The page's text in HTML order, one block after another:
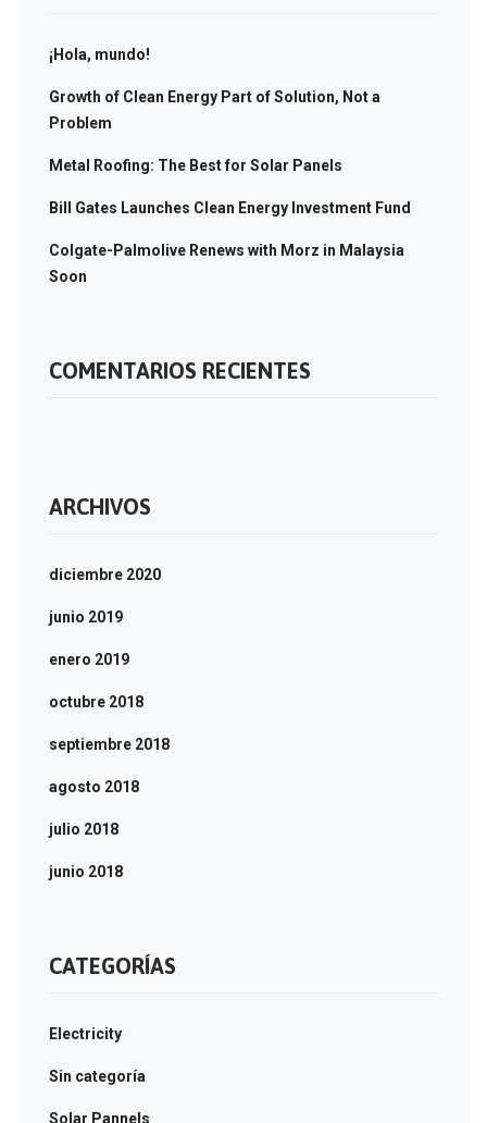
¡Hola, mundo!
Growth of Clean Energy Part of Solution, Not a
Problem
Metal Roofing: The Best for Solar Panels
Bill Gates Launches Clean Energy Investment Fund
Colgate-Palmolive Renews with Morz in Malaysia
Soon
COMENTARIOS RECIENTES
ARCHIVOS
diciembre 2020
junio 2019
enero 2019
octubre 2018
septiembre 2018
agosto 2018
julio 2018
junio 2018
CATEGORÍAS
Electricity
Sin categoría
Solar Pannels